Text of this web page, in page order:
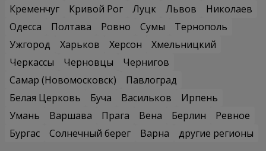
Кременчуг
Кривой Рог Луцк Львов
Николаев
Одесса
Полтава Ровно Сумы
Тернополь
Ужгород
Харьков Херсон
Хмельницкий
Черкассы
Черновцы
Чернигов
Самар (Новомосковск)
Павлоград
Белая Церковь
Буча Васильков
Ирпень
Умань
Варшава Прага Вена Берлин
Ревное
Бургас
Солнечный берег Варна
другие регионы